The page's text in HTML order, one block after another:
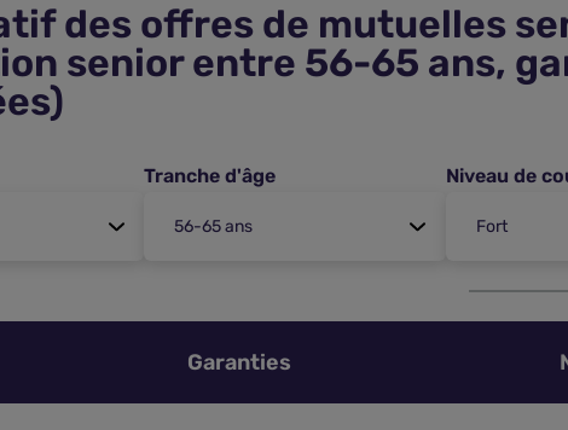
des offres de mutuelles
senior entre 56-65 ans,
Tranche d'âge Niveau de
Garanties